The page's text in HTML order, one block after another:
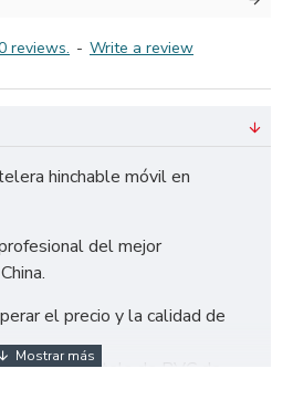
reviews. - Write a review
hinchable móvil en
del mejor
el precio y la calidad de
utilizamos tela de PVC de